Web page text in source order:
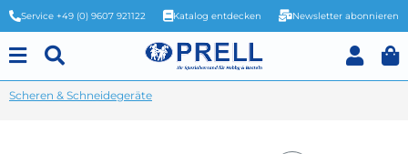
Service +49 (0) 9607 921122 Katalog entdecken Newsletter abonnieren
Scheren & Schneidegeräte